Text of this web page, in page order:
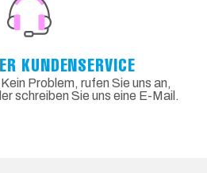
KUNDENSERVICE
Problem, rufen Sie uns an,
schreiben Sie uns eine E-Mail.